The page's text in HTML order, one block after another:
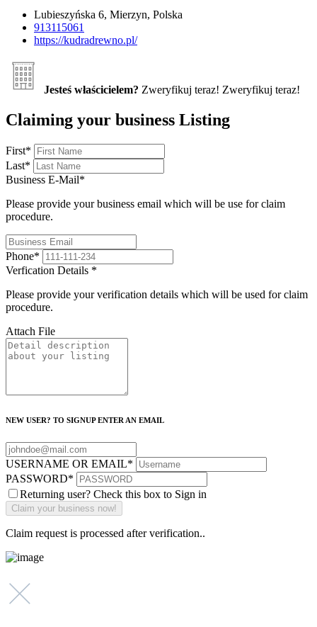
Lubieszyńska 6, Mierzyn, Polska
913115061
https://kudradrewno.pl/
Jesteś właścicielem? Zweryfikuj teraz! Zweryfikuj teraz!
Claiming your business Listing
First*
Last*
Business E-Mail*
Please provide your business email which will be use for claim
procedure.
Phone*
Verfication Details *
Please provide your verification details which will be used for claim
procedure.
Attach File
NEW USER? TO SIGNUP ENTER AN EMAIL
USERNAME OR EMAIL*
PASSWORD*
Returning user? Check this box to Sign in
Claim request is processed after verification..